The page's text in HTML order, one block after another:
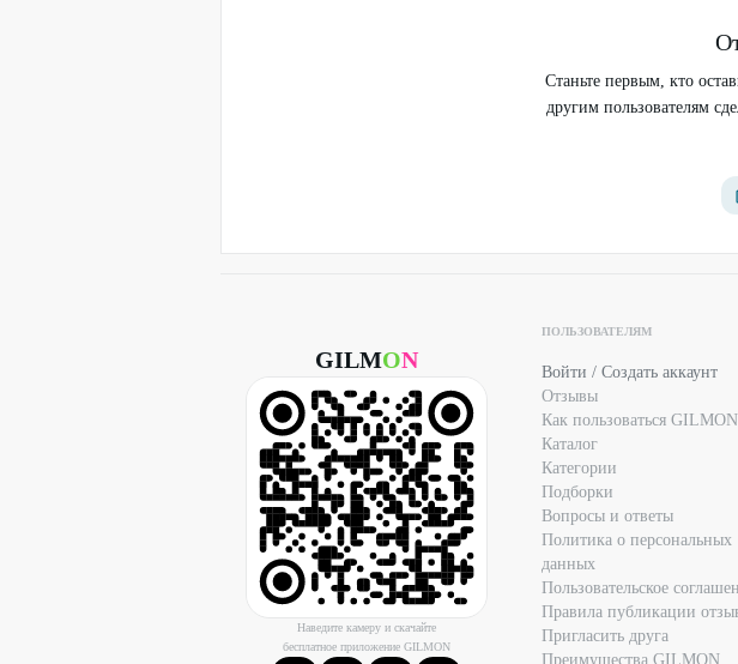
Станьте первым, кто
другим пользователям
GILMON
Наведите камеру и скачайте
бесплатное приложение GILMON
ПОЛЬЗОВАТЕЛЯМ
Войти / Создать аккаунт
Отзывы
Как пользоваться GILMON
Каталог
Категории
Подборки
Вопросы и ответы
Политика о персональных
данных
Пользовательское
Правила публикации
Пригласить друга
Преимущества GILMON